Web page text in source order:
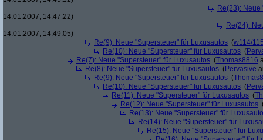
Re(23):
14.01.2007, 14:47:22)
Re(24):
14.01.2007, 14:49:05)
Re(9): Neue "Supersteuer" für Luxusautos (w114/
Re(10): Neue "Supersteuer" für Luxusautos (
Re(7): Neue "Supersteuer" für Luxusautos (Thomas8816
Re(8): Neue "Supersteuer" für Luxusautos (Pervasive
Re(9): Neue "Supersteuer" für Luxusautos (
Re(10): Neue "Supersteuer" für Luxusautos (
Re(11): Neue "Supersteuer" für Luxusautos (
Re(12): Neue "Supersteuer" für Luxusautos
Re(13): Neue "Supersteuer" für
Re(14): Neue "Supersteuer" für
Re(15): Neue "Supersteuer" für